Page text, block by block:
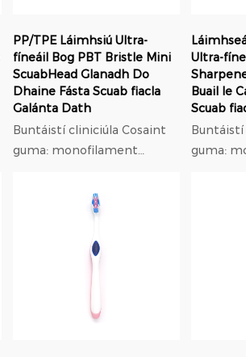
PP/TPE Láimhsiú Ultra-
fíneáil Bog PBT Bristle Mini
ScuabHead Glanadh Do
Dhaine Fásta Scuab fiacla
Galánta Dath
Buntáistí cliniciúla Cosaint
guma: monofilament
modulus íseal leaisteach,
37% níos lú brú ar gumaí ná
orthodontach: f...
Ultra-
Buail le
Scuab
Buntáistí
guma:
modulus
37%